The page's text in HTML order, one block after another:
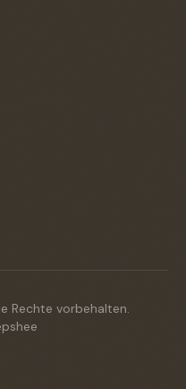
Rechte vorbehalten.